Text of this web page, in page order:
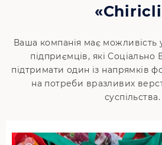
Ваша компанія має можливість
підприємців, які Соціально
підтримати один із напрямків
на потреби вразливих
суспільства.